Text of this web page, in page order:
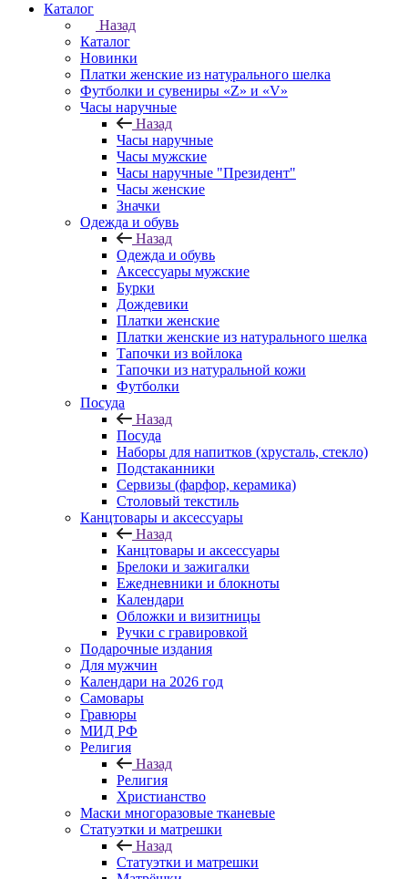
Каталог
Назад
Каталог
Новинки
Платки женские из натурального шелка
Футболки и сувениры «Z» и «V»
Часы наручные
Назад
Часы наручные
Часы мужские
Часы наручные "Президент"
Часы женские
Значки
Одежда и обувь
Назад
Одежда и обувь
Аксессуары мужские
Бурки
Дождевики
Платки женские
Платки женские из натурального шелка
Тапочки из войлока
Тапочки из натуральной кожи
Футболки
Посуда
Назад
Посуда
Наборы для напитков (хрусталь, стекло)
Подстаканники
Сервизы (фарфор, керамика)
Столовый текстиль
Канцтовары и аксессуары
Назад
Канцтовары и аксессуары
Брелоки и зажигалки
Ежедневники и блокноты
Календари
Обложки и визитницы
Ручки с гравировкой
Подарочные издания
Для мужчин
Календари на 2026 год
Самовары
Гравюры
МИД РФ
Религия
Назад
Религия
Христианство
Маски многоразовые тканевые
Статуэтки и матрешки
Назад
Статуэтки и матрешки